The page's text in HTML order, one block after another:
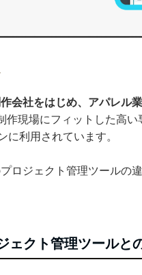
会社をはじめ、アパレル
作現場にフィットした高い
に利用されています。
ロジェクト管理ツールの
ェクト管理ツールと